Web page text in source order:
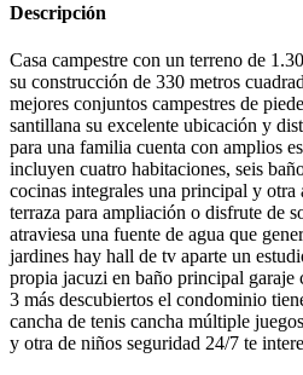
Descripción
Casa campestre con un terreno de
su construcción de 330 metros
mejores conjuntos campestres de
santillana su excelente ubicación y
para una familia cuenta con amplios
incluyen cuatro habitaciones, seis
cocinas integrales una principal y
terraza para ampliación o disfrute de
atraviesa una fuente de agua que
jardines hay hall de tv aparte un
propia jacuzi en baño principal garaje
3 más descubiertos el condominio
cancha de tenis cancha múltiple
y otra de niños seguridad 24/7 te